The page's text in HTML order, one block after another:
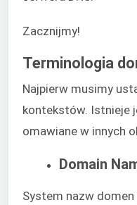
Zacznijmy!
Terminologia
Najpierw musimy
kontekstów. Istnieje
omawiane w innych
Domain
System nazw